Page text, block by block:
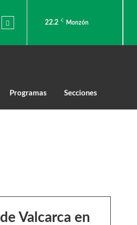
22.2 C Monzón
Programas Secciones
Valcarca en